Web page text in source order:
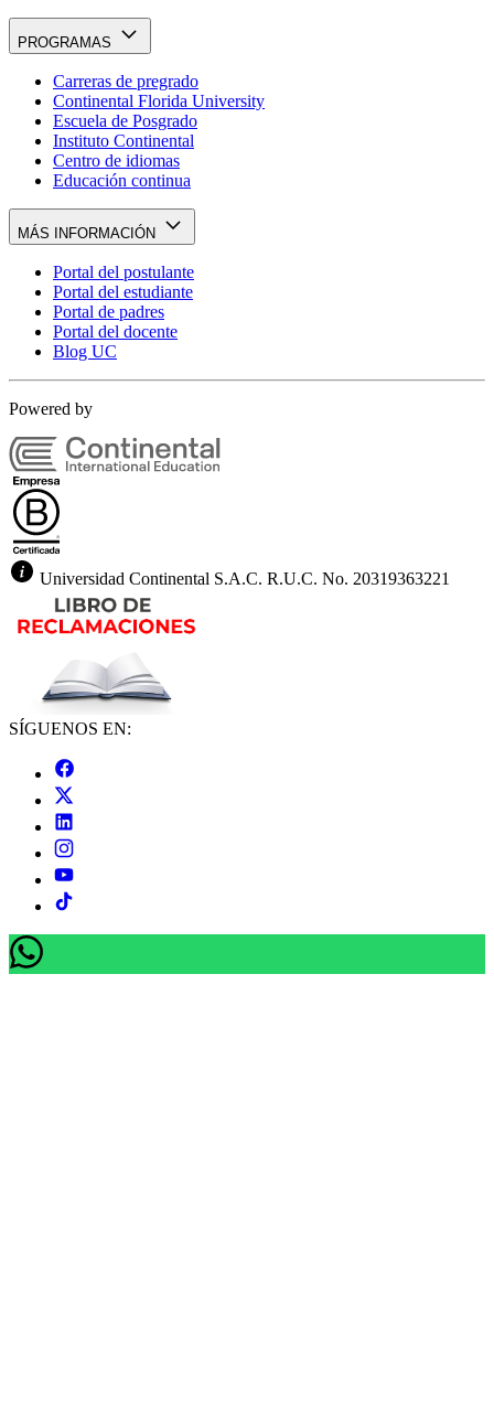
PROGRAMAS
Carreras de pregrado
Continental Florida University
Escuela de Posgrado
Instituto Continental
Centro de idiomas
Educación continua
MÁS INFORMACIÓN
Portal del postulante
Portal del estudiante
Portal de padres
Portal del docente
Blog UC
Powered by
Universidad Continental S.A.C. R.U.C. No. 20319363221
SÍGUENOS EN: